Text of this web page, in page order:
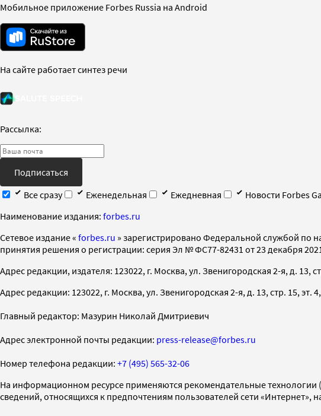
Мобильное приложение Forbes Russia на Android
На сайте работает синтез речи
Рассылка:
Подписаться
Все сразу
Еженедельная Ежедневная
Новости Forbes
Наименование издания: forbes.ru
Cетевое издание « forbes.ru » зарегистрировано Федеральной службой по
принятия решения о регистрации: серия Эл № ФС77-82431 от 23 декабря
Адрес редакции, издателя: 123022, г. Москва, ул. Звенигородская 2-я, д. 13,
Адрес редакции: 123022, г. Москва, ул. Звенигородская 2-я, д. 13, стр. 15, эт.
Главный редактор: Мазурин Николай Дмитриевич
Адрес электронной почты редакции: press-release@forbes.ru
Номер телефона редакции: +7 (495) 565-32-06
На информационном ресурсе применяются рекомендательные
сведений, относящихся к предпочтениям пользователей сети